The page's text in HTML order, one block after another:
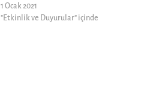
1 Ocak 2021
"Etkinlik ve Duyurular" içinde